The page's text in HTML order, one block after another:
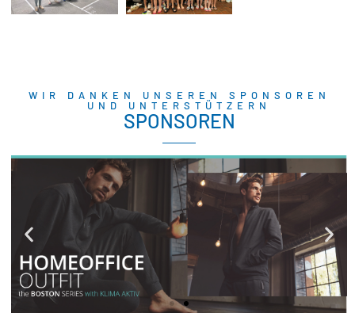
WIR DANKEN UNSEREN SPONSOREN
UND UNTERSTÜTZERN
SPONSOREN